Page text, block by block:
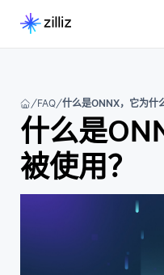
FAQ 什么是ONNX，它为什
什么是
被使用？